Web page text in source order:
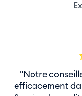
"Notre
efficacement